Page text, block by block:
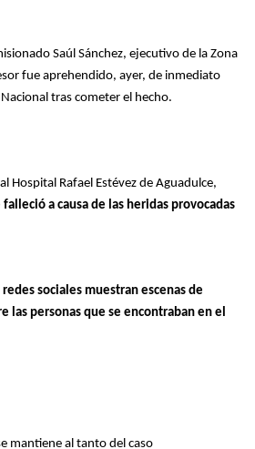
Saúl Sánchez, ejecutivo de la Zona
fue aprehendido, ayer, de inmediato
tras cometer el hecho.
Hospital Rafael Estévez de Aguadulce,
a causa de las heridas provocadas
sociales muestran escenas de
las personas que se encontraban en el
mantiene al tanto del caso